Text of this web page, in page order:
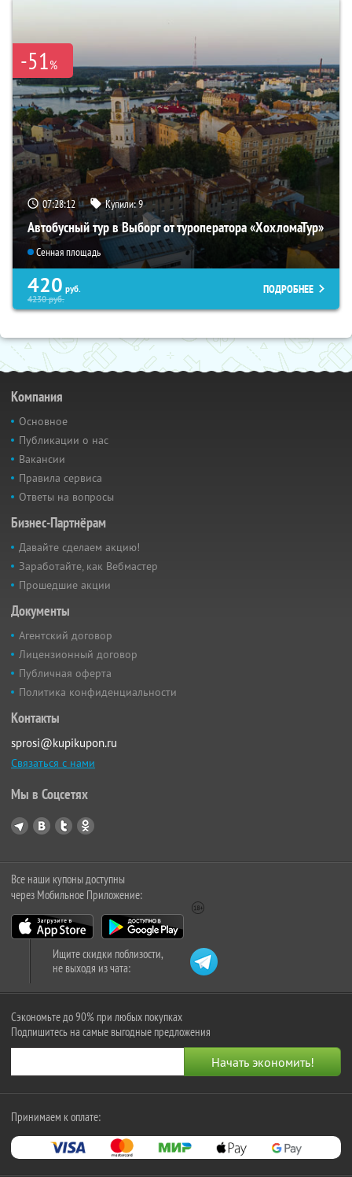
-51%
07:28:11 Купили:9
Автобусный тур в Выборг от туроператора «ХохломаТур»
Сенная площадь
420 руб.
4230руб.
ПОДРОБНЕЕ
Компания
Основное
Публикации о нас
Вакансии
Правила сервиса
Ответы на вопросы
Бизнес-Партнёрам
Давайте сделаем акцию!
Заработайте, как Вебмастер
Прошедшие акции
Документы
Агентский договор
Лицензионный договор
Публичная оферта
Политика конфиденциальности
Контакты
sprosi@kupikupon.ru
Связаться с нами
Мы в Соцсетях
Все наши купоны доступны
через Мобильное Приложение:
Ищите скидки поблизости,
не выходя из чата:
Сэкономьте до 90% при любых покупках
Подпишитесь на самые выгодные предложения
Принимаем к оплате: